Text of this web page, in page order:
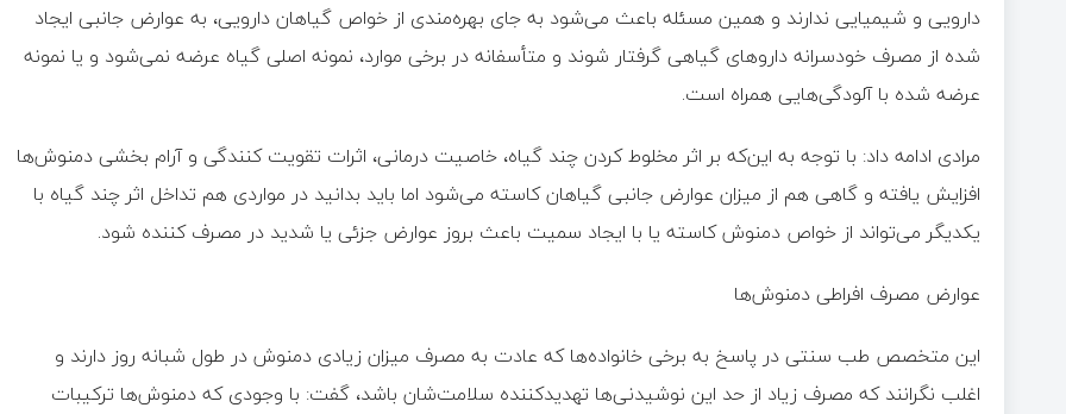
دارویی و شیمیایی ندارند و همین مسئله باعث می‌شود به جای بهره‌مندی از خواص گیاهان دارویی، به عوارض جانبی ایجاد
شده از مصرف خودسرانه داروهای گیاهی گرفتار شوند و متأسفانه در برخی موارد، نمونه اصلی گیاه عرضه نمی‌شود و یا نمونه
عرضه شده با آلودگی‌هایی همراه است.
مرادی ادامه داد: با توجه به این‌که بر اثر مخلوط کردن چند گیاه، خاصیت درمانی، اثرات تقویت کنندگی و آرام بخشی دمنوش‌ها
افزایش یافته و گاهی هم از میزان عوارض جانبی گیاهان کاسته می‌شود اما باید بدانید در مواردی هم تداخل اثر چند گیاه با
یکدیگر می‌تواند از خواص دمنوش کاسته یا با ایجاد سمیت باعث بروز عوارض جزئی یا شدید در مصرف کننده شود.
عوارض مصرف افراطی دمنوش‌ها
این متخصص طب سنتی در پاسخ به برخی خانواده‌ها که عادت به مصرف میزان زیادی دمنوش در طول شبانه روز دارند و
اغلب نگرانند که مصرف زیاد از حد این نوشیدنی‌ها تهدیدکننده سلامت‌شان باشد، گفت: با وجودی که دمنوش‌ها ترکیبات